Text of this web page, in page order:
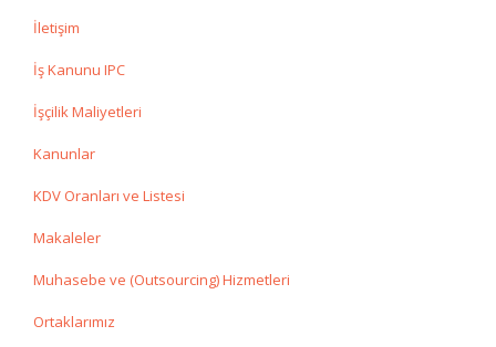
İletişim
İş Kanunu IPC
İşçilik Maliyetleri
Kanunlar
KDV Oranları ve Listesi
Makaleler
Muhasebe ve (Outsourcing) Hizmetleri
Ortaklarımız